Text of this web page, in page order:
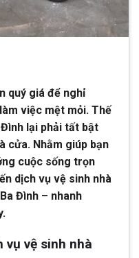
quý giá để nghỉ
việc mệt mỏi. Thế
lại phải tất bật
cửa. Nhằm giúp bạn
cuộc sống trọn
dịch vụ vệ sinh nhà
Đình – nhanh
vụ vệ sinh nhà